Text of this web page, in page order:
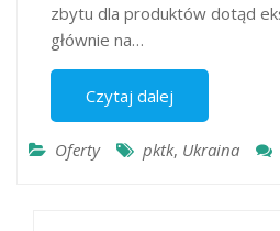
zbytu dla produktów dotąd
głównie na…
Czytaj dalej
Oferty pktk, Ukraina